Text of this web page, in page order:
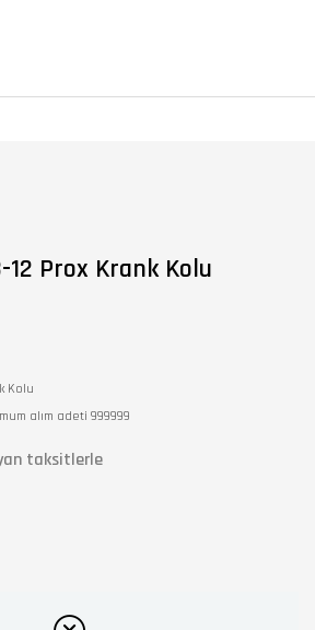
12 Prox Krank Kolu
Kolu
alım adeti 999999
taksitlerle